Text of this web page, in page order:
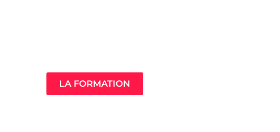
LA FORMATION